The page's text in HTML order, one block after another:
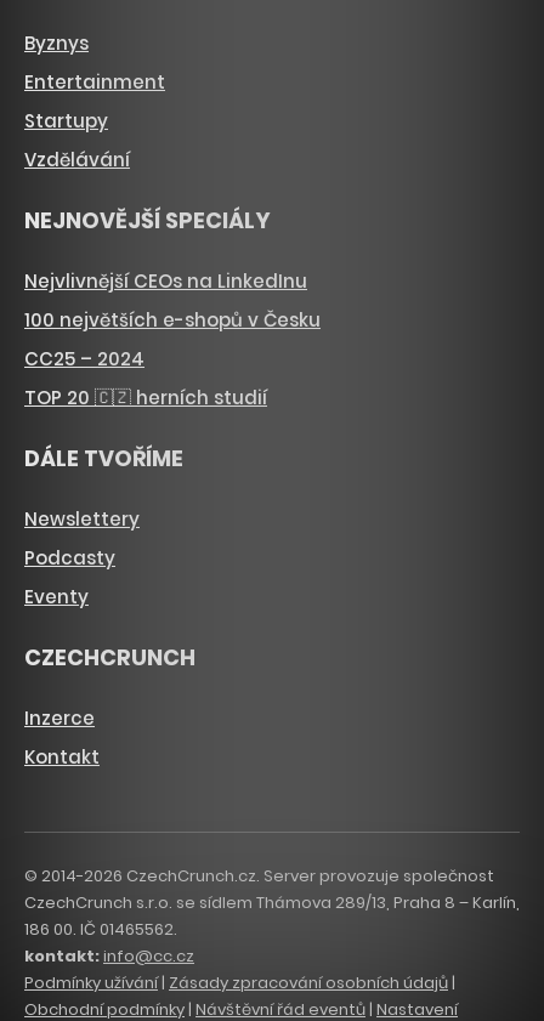
Byznys
Entertainment
Startupy
Vzdělávání
NEJNOVĚJŠÍ SPECIÁLY
Nejvlivnější CEOs na LinkedInu
100 největších e-shopů v Česku
CC25 – 2024
TOP 20 🇨🇿 herních studií
DÁLE TVOŘÍME
Newslettery
Podcasty
Eventy
CZECHCRUNCH
Inzerce
Kontakt
© 2014-2026 CzechCrunch.cz. Server provozuje společnost
CzechCrunch s.r.o. se sídlem Thámova 289/13, Praha 8 – Karlín,
186 00. IČ 01465562.
kontakt:info@cc.cz
Podmínky užívání| Zásady zpracování osobních údajů|
Obchodní podmínky| Návštěvní řád eventů | Nastavení